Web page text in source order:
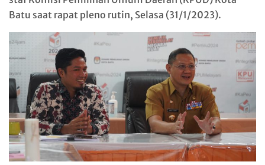
Batu saat rapat pleno rutin, Selasa (31/1/2023).